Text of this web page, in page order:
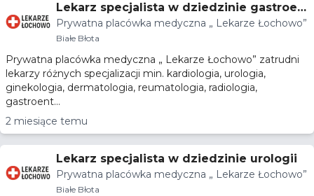
Lekarz specjalista w dziedzinie gastroen
terologii
Prywatna placówka medyczna „ Lekarze Łochowo”
Białe Błota
Prywatna placówka medyczna „ Lekarze Łochowo” zatrudni
lekarzy różnych specjalizacji min. kardiologia, urologia,
ginekologia, dermatologia, reumatologia, radiologia,
gastroent...
2 miesiące temu
Lekarz specjalista w dziedzinie urologii
Prywatna placówka medyczna „ Lekarze Łochowo”
Białe Błota